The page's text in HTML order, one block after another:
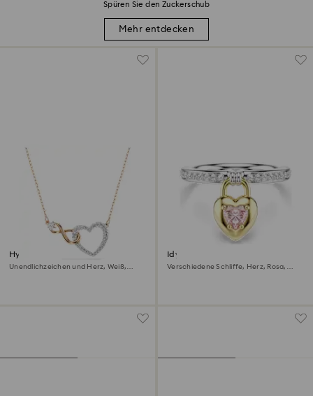
Spüren Sie den Zuckerschub
Mehr entdecken
Hyperbola Halskette
Unendlichzeichen und Herz, Weiß,
Idyllia Motivring
Verschiedene Schliffe, Herz, Rosa,